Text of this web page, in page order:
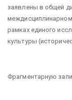
заявлены в общей
рамках единого
культуры
Фрагментарную